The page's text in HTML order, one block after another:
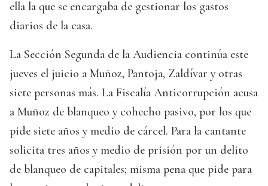
ella la que se encargaba de gestionar los gastos
diarios de la casa.
La Sección Segunda de la Audiencia continúa este
jueves el juicio a Muñoz, Pantoja, Zaldívar y otras
siete personas más. La Fiscalía Anticorrupción acusa
a Muñoz de blanqueo y cohecho pasivo, por los que
pide siete años y medio de cárcel. Para la cantante
solicita tres años y medio de prisión por un delito
de blanqueo de capitales; misma pena que pide para